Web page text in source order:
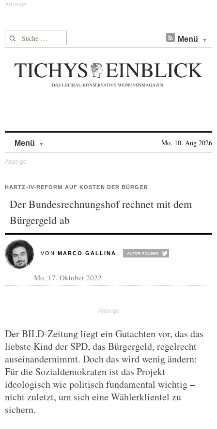
Suche nach: Menü
Menü Mo, 10. Aug 2026
HARTZ-IV-REFORM AUF KOSTEN DER BÜRGER
Der Bundesrechnungshof rechnet mit dem
Bürgergeld ab
VON MARCO GALLINA
Mo, 17. Oktober 2022
Der BILD-Zeitung liegt ein Gutachten vor, das das
liebste Kind der SPD, das Bürgergeld, regelrecht
auseinandernimmt. Doch das wird wenig ändern:
Für die Sozialdemokraten ist das Projekt
ideologisch wie politisch fundamental wichtig –
nicht zuletzt, um sich eine Wählerklientel zu
sichern.